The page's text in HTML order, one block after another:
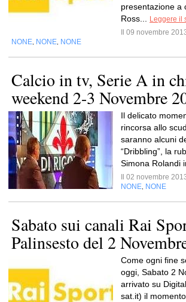
presentazione a
Ross...
Leggere il
Il 09 novembre
NONE NONE NONE
Calcio in tv, Serie A in
weekend 2-3 Novembre
Il delicato
rincorsa allo
saranno alcuni
“Dribbling”, la
Simona Rolandi
Il 02 novembre
NONE NONE
Sabato sui canali Rai
Palinsesto del 2
Come ogni fine
oggi, Sabato 2
arrivato su
sat.it) il